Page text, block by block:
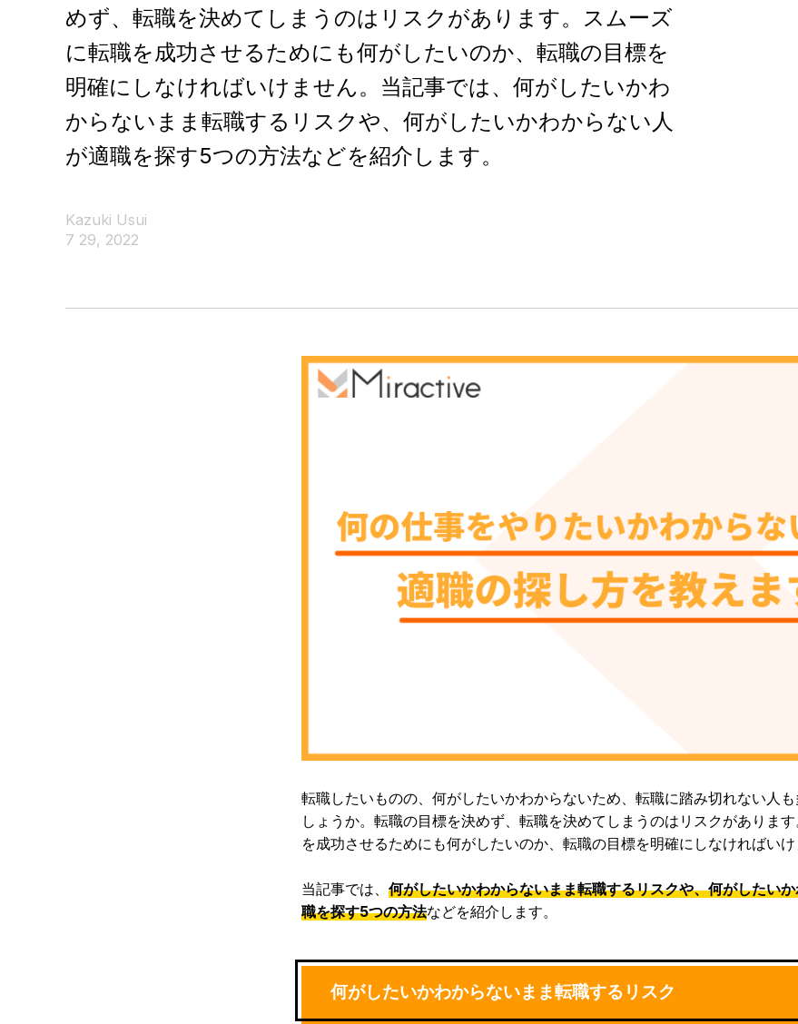
めず、転職を決めてしまうのはリスクがあります。スムーズ
に転職を成功させるためにも何がしたいのか、転職の目標を
明確にしなければいけません。当記事では、何がしたいかわ
からないまま転職するリスクや、何がしたいかわからない人
が適職を探す5つの方法などを紹介します。
Kazuki Usui
7 29, 2022
転職したいものの、何がしたいかわからないため、転職に踏み切れない人
しょうか。転職の目標を決めず、転職を決めてしまうのはリスクがありま
を成功させるためにも何がしたいのか、転職の目標を明確にしなければいけ
当記事では、 何がしたいかわからないまま転職するリスクや、何がしたい
職を探す5つの方法などを紹介します。
何がしたいかわからないまま転職するリスク